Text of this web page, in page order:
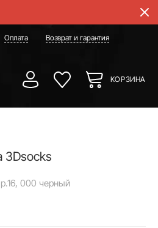
Оплата Возврат и гарантия
КОРЗИНА
3Dsocks
000 черный